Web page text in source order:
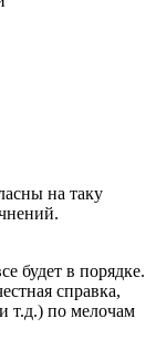
на таку
будет в порядке.
справка,
т.д.) по мелочам